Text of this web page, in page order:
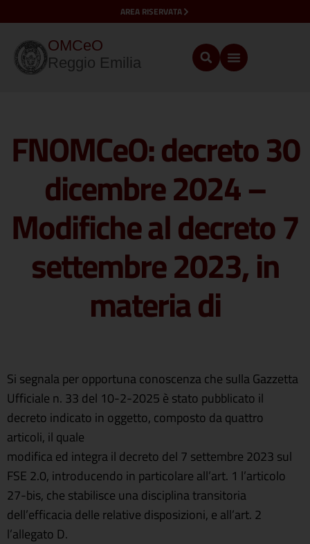
AREA RISERVATA
OMCeO
Reggio Emilia
FNOMCeO: decreto 30
dicembre 2024 –
Modifiche al decreto 7
settembre 2023, in
materia di
Si segnala per opportuna conoscenza che sulla Gazzetta
Ufficiale n. 33 del 10-2-2025 è stato pubblicato il
decreto indicato in oggetto, composto da quattro
articoli, il quale
modifica ed integra il decreto del 7 settembre 2023 sul
FSE 2.0, introducendo in particolare all’art. 1 l’articolo
27-bis, che stabilisce una disciplina transitoria
dell’efficacia delle relative disposizioni, e all’art. 2
l’allegato D.